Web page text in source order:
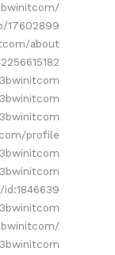
17602899
about
profile